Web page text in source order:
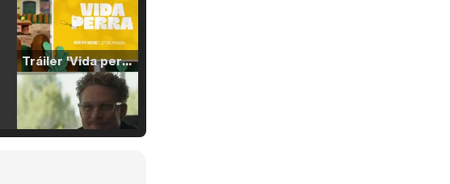
Tráiler 'Vida perra' (2026)